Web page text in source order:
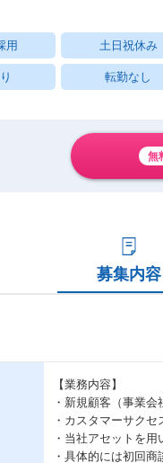
用 土日祝休み
転勤なし
無
募集内容
【業務内容】
・新規顧客（事業
・カスタマーサク
・当社アセットを
・具体的には初回